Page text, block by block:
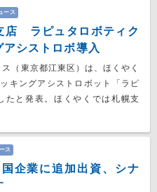
ース
店 ラピュタロボティク
アシストロボ導入
（東京都江東区）は、ほくやく
キングアシストロボット「ラピ
と発表。ほくやくでは札幌支
ス
企業に追加出資、シナ